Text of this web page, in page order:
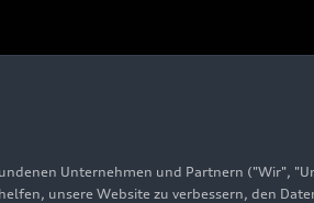
Unternehmen und Partnern ("Wir",
unsere Website zu verbessern, den